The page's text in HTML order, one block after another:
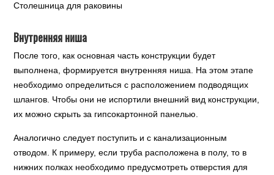
Столешница для раковины
Внутренняя ниша
После того, как основная часть конструкции будет
выполнена, формируется внутренняя ниша. На этом этапе
необходимо определиться с расположением подводящих
шлангов. Чтобы они не испортили внешний вид конструкции,
их можно скрыть за гипсокартонной панелью.
Аналогично следует поступить и с канализационным
отводом. К примеру, если труба расположена в полу, то в
нижних полках необходимо предусмотреть отверстия для